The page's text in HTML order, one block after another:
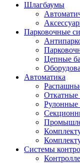
Шлагбаумы
Парковочные
Цепные
Автоматика
Откатные
Рулонные
Системы